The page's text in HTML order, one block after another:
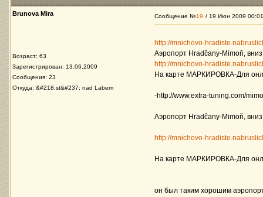
Brunova Mira
Возраст: 63
Зарегистрирован: 13.06.2009
Сообщения: 23
Откуда: &#218;st&#237; nad Labem
Сообщение №19 / 19 Июн 2009 00:01
http://mnichovo-
Аэропорт Hradčany-Mimoň,
http://mnichovo-
На карте МАРКИРОВКА-Для
-http://www.extra-tuning.com/
Аэропорт Hradčany-Mimoň,
http://mnichovo-
На карте МАРКИРОВКА-Для
он был таким хорошим